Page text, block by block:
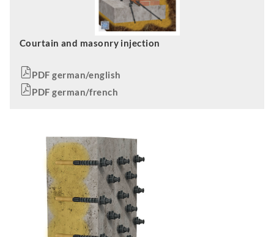
Courtain and masonry injection
PDF german/english
PDF german/french